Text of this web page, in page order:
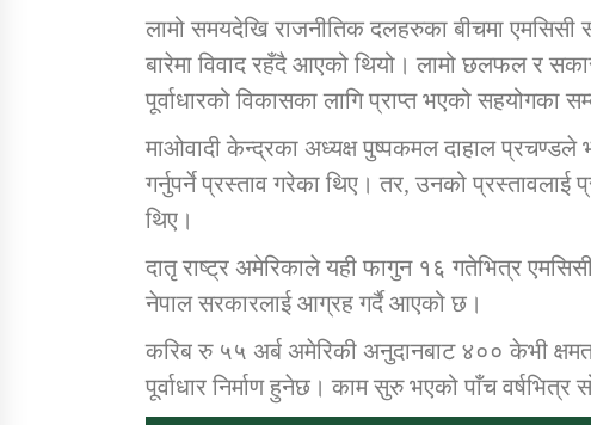
लामो समयदेखि राजनीतिक दलहरुका बीचमा एमसिसी
बारेमा विवाद रहँदै आएको थियो। लामो छलफल र
पूर्वाधारको विकासका लागि प्राप्त भएको सहयोगका
माओवादी केन्द्रका अध्यक्ष पुष्पकमल दाहाल
गर्नुपर्ने प्रस्ताव गरेका थिए। तर, उनको
थिए।
दातृ राष्ट्र अमेरिकाले यही फागुन १६ गतेभित्र
नेपाल सरकारलाई आग्रह गर्दै आएको छ।
करिब रु ५५ अर्ब अमेरिकी अनुदानबाट ४०० केभी
पूर्वाधार निर्माण हुनेछ। काम सुरु भएको पाँच वर्षभित्र